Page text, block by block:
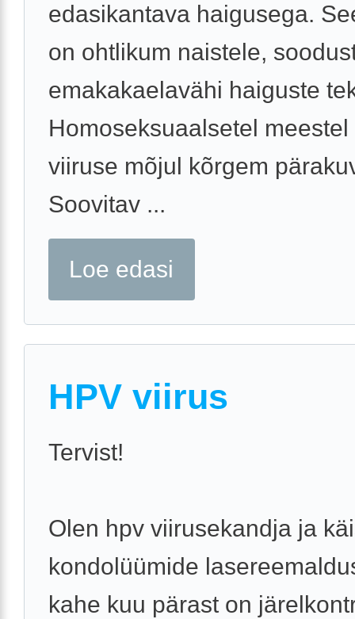
edasikantava haigusega.
on ohtlikum naistele,
emakakaelavähi haiguste
Homoseksuaalsetel
viiruse mõjul kõrgem
Soovitav ...
Loe edasi
HPV viirus
Tervist!
Olen hpv viirusekandja ja
kondolüümide
kahe kuu pärast on